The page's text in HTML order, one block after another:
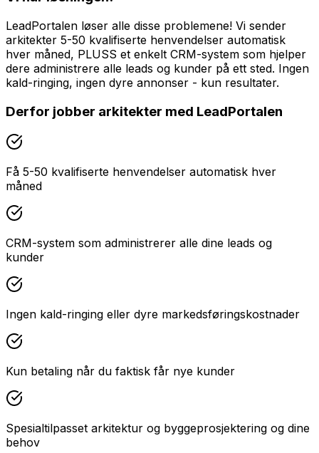
LeadPortalen løser alle disse problemene! Vi sender
arkitekter 5-50 kvalifiserte henvendelser automatisk
hver måned, PLUSS et enkelt CRM-system som hjelper
dere administrere alle leads og kunder på ett sted. Ingen
kald-ringing, ingen dyre annonser - kun resultater.
Derfor jobber arkitekter med LeadPortalen
Få 5-50 kvalifiserte henvendelser automatisk hver
måned
CRM-system som administrerer alle dine leads og
kunder
Ingen kald-ringing eller dyre markedsføringskostnader
Kun betaling når du faktisk får nye kunder
Spesialtilpasset arkitektur og byggeprosjektering og dine
behov